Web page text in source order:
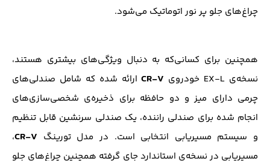
چراغ‌های جلو پر نور اتوماتیک می‌شود.
همچنین برای کسانی‌که به دنبال ویژگی‌های بیشتری هستند،
نسخه‌ی EX-L خودروی
CR-Vارائه شده که شامل صندلی‌های
چرمی دارای میز و دو حافظه برای ذخیره‌ی شخصی‌سازی‌های
انجام شده برای صندلی راننده، یک صندلی سرنشین قابل تنظیم
و سیستم مسیریابی انتخابی است. در مدل تورینگ CR-V،
مسیریابی در نسخه‌ی استاندارد جای گرفته همچنین چراغ‌های جلو